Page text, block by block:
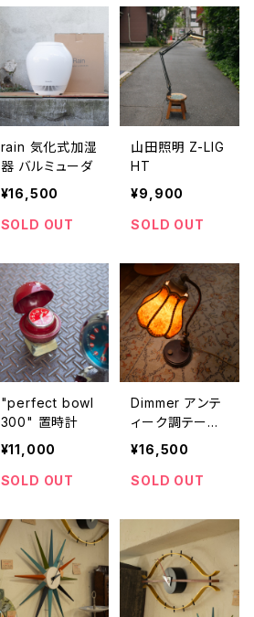
rain 気化式加湿
器 バルミューダ
¥16,500
SOLD OUT
山田照明 Z-LIG
HT
¥9,900
SOLD OUT
"perfect bowl
300" 置時計
¥11,000
SOLD OUT
Dimmer アンテ
ィーク調テーブ
ルランプ
¥16,500
SOLD OUT